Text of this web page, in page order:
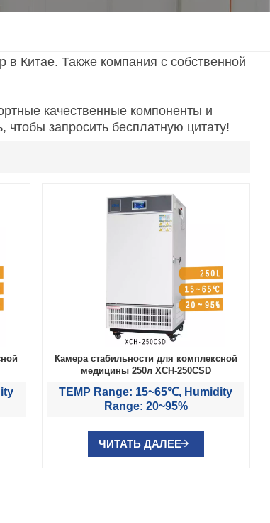
Melayu
Indonesia
Китае. Также компания с собственной
качественные компоненты и
запросить бесплатную цитату!
Камера стабильности для комплексной
медицины 250л XCH-250CSD
TEMP Range: 15~65℃, Humidity
Range: 20~95%
ЧИТАТЬ ДАЛЕЕ